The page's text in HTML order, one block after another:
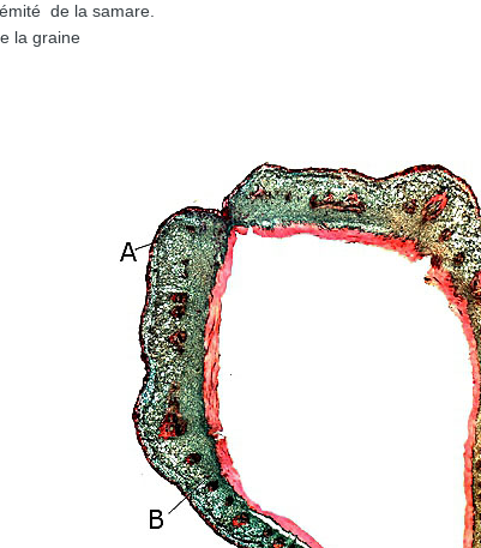
de la samare.
la graine